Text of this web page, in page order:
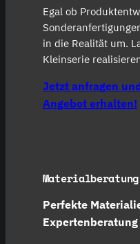
Egal ob
in die Realität um.
Kleinserie
Jetzt anfragen
Angebot erhalten!
Materialberatung
Perfekte